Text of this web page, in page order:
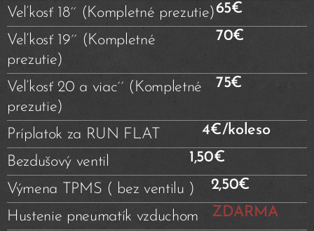
Veľkosť 18´´ (Kompletné prezutie)65€
Veľkosť 19´´ (Kompletné
prezutie)
70€
Veľkosť 20 a viac´´ (Kompletné
prezutie)
75€
Príplatok za RUN FLAT
4€/koleso
Bezdušový ventil
1,50€
Výmena TPMS ( bez ventilu )
2,50€
Hustenie pneumatík vzduchom
ZDARMA